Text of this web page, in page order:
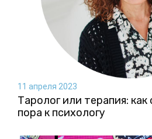
11 апреля 2023
Таролог или терапия:
пора к психологу